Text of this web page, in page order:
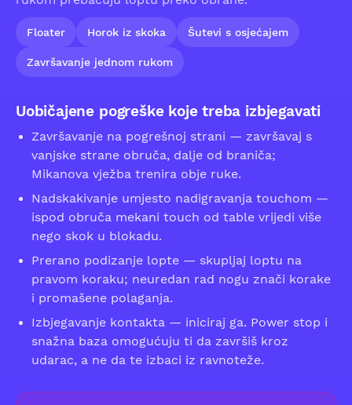
Floater Horok iz skoka Šutevi s osjećajem
Završavanje jednom rukom
Uobičajene pogreške koje treba izbjegavati
Završavanje na pogrešnoj strani — završavaj s
vanjske strane obruča, dalje od braniča;
Mikanova vježba trenira obje ruke.
Nadskakivanje umjesto nadigravanja touchom —
ispod obruča mekani touch od table vrijedi više
nego skok u blokadu.
Prerano podizanje lopte — skupljaj loptu na
pravom koraku; neuredan rad nogu znači korake
i promašene polaganja.
Izbjegavanje kontakta — iniciraj ga. Power stop i
snažna baza omogućuju ti da završiš kroz
udarac, a ne da te izbaci iz ravnoteže.